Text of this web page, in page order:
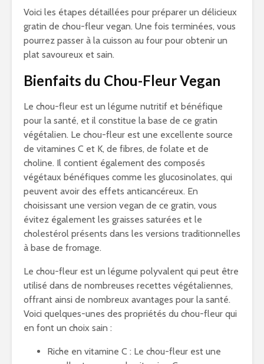
Voici les étapes détaillées pour préparer un délicieux
gratin de chou-fleur vegan. Une fois terminées, vous
pourrez passer à la cuisson au four pour obtenir un
plat savoureux et sain.
Bienfaits du Chou-Fleur Vegan
Le chou-fleur est un légume nutritif et bénéfique
pour la santé, et il constitue la base de ce gratin
végétalien. Le chou-fleur est une excellente source
de vitamines C et K, de fibres, de folate et de
choline. Il contient également des composés
végétaux bénéfiques comme les glucosinolates, qui
peuvent avoir des effets anticancéreux. En
choisissant une version vegan de ce gratin, vous
évitez également les graisses saturées et le
cholestérol présents dans les versions traditionnelles
à base de fromage.
Le chou-fleur est un légume polyvalent qui peut être
utilisé dans de nombreuses recettes végétaliennes,
offrant ainsi de nombreux avantages pour la santé.
Voici quelques-unes des propriétés du chou-fleur qui
en font un choix sain :
Riche en vitamine C : Le chou-fleur est une